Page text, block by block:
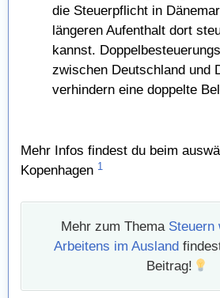
die Steuerpflicht in
längeren Aufenthalt dort
kannst.
zwischen Deutschland und
verhindern eine doppelte
Mehr Infos findest du beim
Kopenhagen 1
Mehr zum Thema Steuern
Arbeitens im Ausland
Beitrag!